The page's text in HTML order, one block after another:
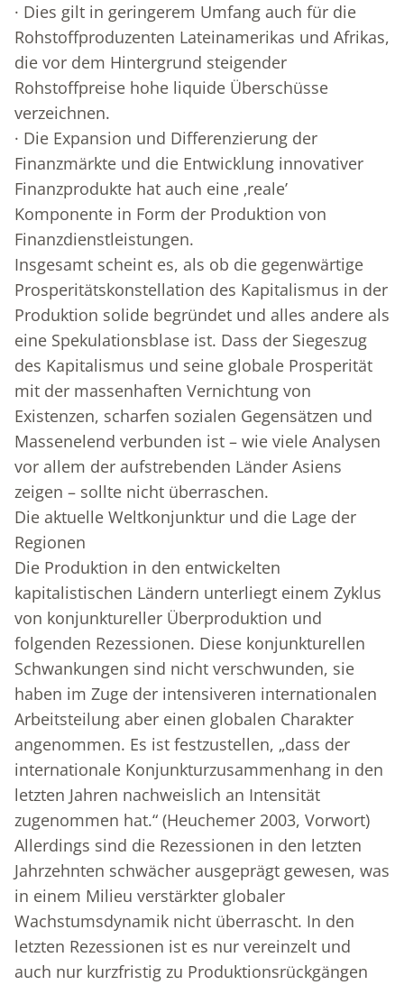
· Dies gilt in geringerem Umfang auch für die
Rohstoffproduzenten Lateinamerikas und Afrikas,
die vor dem Hintergrund steigender
Rohstoffpreise hohe liquide Überschüsse
verzeichnen.
· Die Expansion und Differenzierung der
Finanzmärkte und die Entwicklung innovativer
Finanzprodukte hat auch eine ‚reale’
Komponente in Form der Produktion von
Finanzdienstleistungen.
Insgesamt scheint es, als ob die gegenwärtige
Prosperitätskonstellation des Kapitalismus in der
Produktion solide begründet und alles andere als
eine Spekulationsblase ist. Dass der Siegeszug
des Kapitalismus und seine globale Prosperität
mit der massenhaften Vernichtung von
Existenzen, scharfen sozialen Gegensätzen und
Massenelend verbunden ist – wie viele Analysen
vor allem der aufstrebenden Länder Asiens
zeigen – sollte nicht überraschen.
Die aktuelle Weltkonjunktur und die Lage der
Regionen
Die Produktion in den entwickelten
kapitalistischen Ländern unterliegt einem Zyklus
von konjunktureller Überproduktion und
folgenden Rezessionen. Diese konjunkturellen
Schwankungen sind nicht verschwunden, sie
haben im Zuge der intensiveren internationalen
Arbeitsteilung aber einen globalen Charakter
angenommen. Es ist festzustellen, „dass der
internationale Konjunkturzusammenhang in den
letzten Jahren nachweislich an Intensität
zugenommen hat.“ (Heuchemer 2003, Vorwort)
Allerdings sind die Rezessionen in den letzten
Jahrzehnten schwächer ausgeprägt gewesen, was
in einem Milieu verstärkter globaler
Wachstumsdynamik nicht überrascht. In den
letzten Rezessionen ist es nur vereinzelt und
auch nur kurzfristig zu Produktionsrückgängen